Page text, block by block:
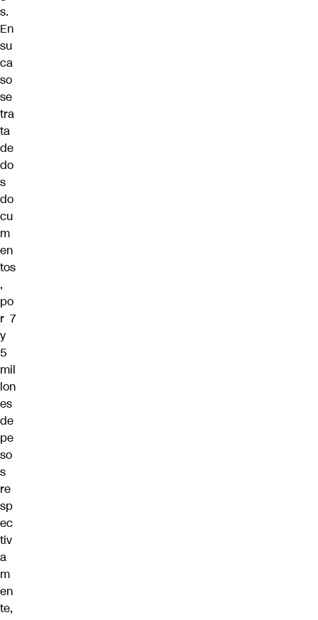
s.
En
su
ca
so
se
tra
ta
de
do
s
do
cu
m
en
tos
,
po
r 7
y
5
mil
lon
es
de
pe
so
s
re
sp
ec
tiv
a
m
en
te,